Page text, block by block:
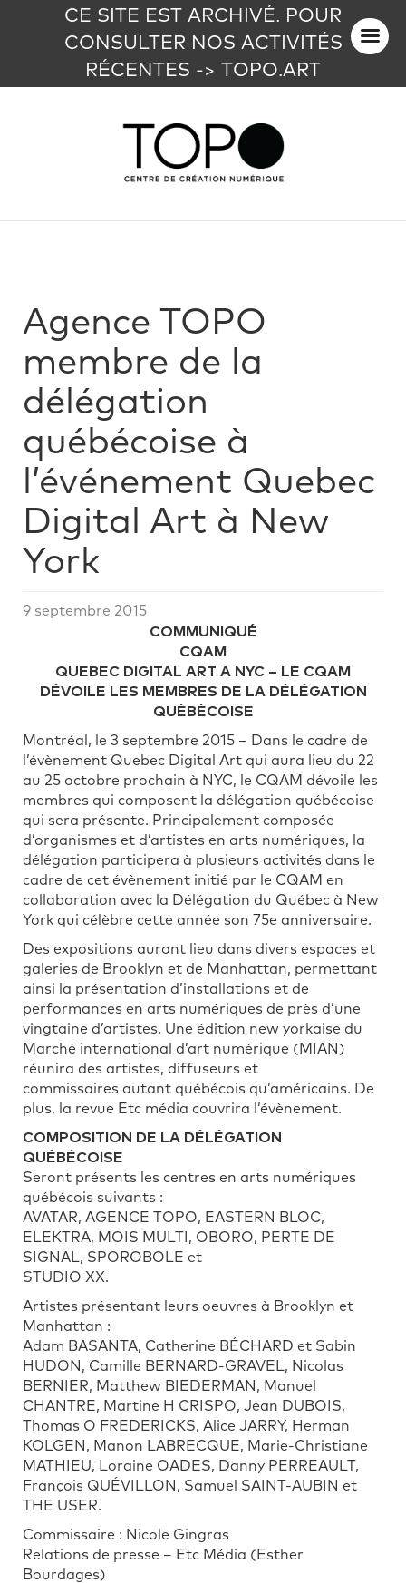
CE SITE EST ARCHIVÉ. POUR
CONSULTER NOS ACTIVITÉS
RÉCENTES -> TOPO.ART
Agence TOPO
membre de la
délégation
québécoise à
l’événement Quebec
Digital Art à New
York
9 septembre 2015
COMMUNIQUÉ
CQAM
QUEBEC DIGITAL ART A NYC – LE CQAM
DÉVOILE LES MEMBRES DE LA DÉLÉGATION
QUÉBÉCOISE
Montréal, le 3 septembre 2015 – Dans le cadre de
l’évènement Quebec Digital Art qui aura lieu du 22
au 25 octobre prochain à NYC, le CQAM dévoile les
membres qui composent la délégation québécoise
qui sera présente. Principalement composée
d’organismes et d’artistes en arts numériques, la
délégation participera à plusieurs activités dans le
cadre de cet évènement initié par le CQAM en
collaboration avec la Délégation du Québec à New
York qui célèbre cette année son 75e anniversaire.
Des expositions auront lieu dans divers espaces et
galeries de Brooklyn et de Manhattan, permettant
ainsi la présentation d’installations et de
performances en arts numériques de près d’une
vingtaine d’artistes. Une édition new yorkaise du
Marché international d’art numérique (MIAN)
réunira des artistes, diffuseurs et
commissaires autant québécois qu’américains. De
plus, la revue Etc média couvrira l’évènement.
COMPOSITION DE LA DÉLÉGATION
QUÉBÉCOISE
Seront présents les centres en arts numériques
québécois suivants :
AVATAR, AGENCE TOPO, EASTERN BLOC,
ELEKTRA, MOIS MULTI, OBORO, PERTE DE
SIGNAL, SPOROBOLE et
STUDIO XX.
Artistes présentant leurs oeuvres à Brooklyn et
Manhattan :
Adam BASANTA, Catherine BÉCHARD et Sabin
HUDON, Camille BERNARD-GRAVEL, Nicolas
BERNIER, Matthew BIEDERMAN, Manuel
CHANTRE, Martine H CRISPO, Jean DUBOIS,
Thomas O FREDERICKS, Alice JARRY, Herman
KOLGEN, Manon LABRECQUE, Marie-Christiane
MATHIEU, Loraine OADES, Danny PERREAULT,
François QUÉVILLON, Samuel SAINT-AUBIN et
THE USER.
Commissaire : Nicole Gingras
Relations de presse – Etc Média (Esther
Bourdages)